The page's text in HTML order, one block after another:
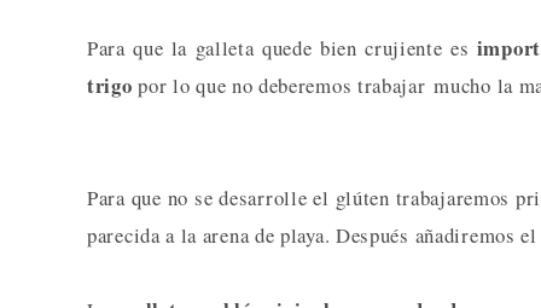
Para que la galleta quede bien crujiente es
trigo por lo que no deberemos trabajar mucho la
Para que no se desarrolle el glúten trabajaremos
parecida a la arena de playa. Después añadiremos